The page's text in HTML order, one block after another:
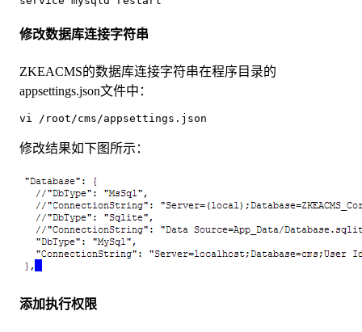
修改数据库连接字符串
ZKEACMS的数据库连接字符串在程序目录的
appsettings.json文件中：
vi /root/cms/appsettings.json
修改结果如下图所示：
添加执行权限